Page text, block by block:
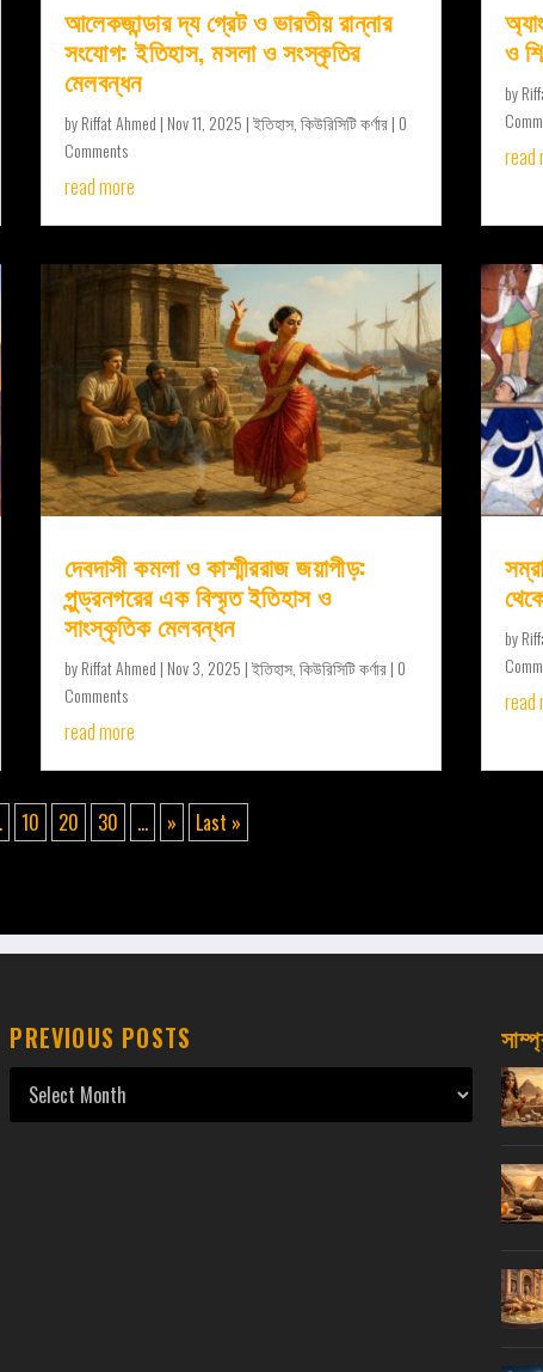
আলেকজান্ডার দ্য গ্রেট ও ভারতীয় রান্নার
সংযোগ: ইতিহাস, মসলা ও সংস্কৃতির
মেলবন্ধন
byRiffat Ahmed | Nov 11, 2025 |ইতিহাস, কিউরিসিটি কর্ণার| 0
Comments
read more
দেবদাসী কমলা ও কাশ্মীররাজ জয়াপীড়:
পুন্ড্রনগরের এক বিস্মৃত ইতিহাস ও
সাংস্কৃতিক মেলবন্ধন
byRiffat Ahmed | Nov 3, 2025 |ইতিহাস, কিউরিসিটি কর্ণার| 0
Comments
read more
ও
by
read
by
read
10 20 30 ... » Last »
PREVIOUS POSTS